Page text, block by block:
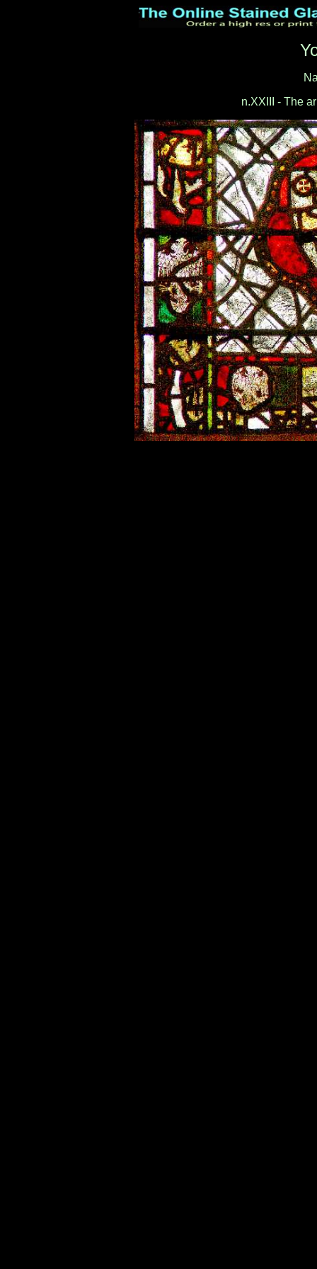
n.XXIII - The